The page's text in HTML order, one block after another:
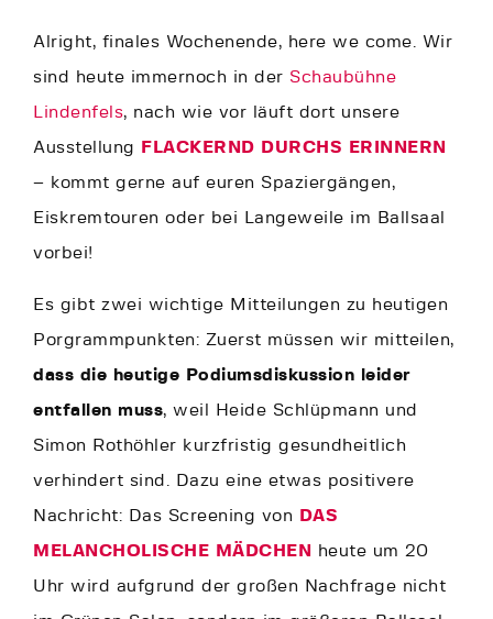
Alright, finales Wochenende, here we come. Wir
sind heute immernoch in der Schaubühne
Lindenfels, nach wie vor läuft dort unsere
Ausstellung
FLACKERND DURCHS ERINNERN
– kommt gerne auf euren Spaziergängen,
Eiskremtouren oder bei Langeweile im Ballsaal
vorbei!
Es gibt zwei wichtige Mitteilungen zu heutigen
Porgrammpunkten: Zuerst müssen wir mitteilen,
dass die heutige Podiumsdiskussion leider
entfallen muss, weil Heide Schlüpmann und
Simon Rothöhler kurzfristig gesundheitlich
verhindert sind. Dazu eine etwas positivere
Nachricht: Das Screening von
DAS
MELANCHOLISCHE MÄDCHEN
heute um 20
Uhr wird aufgrund der großen Nachfrage nicht